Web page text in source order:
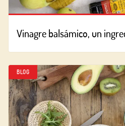
Vinagre balsámico, un
BLOG